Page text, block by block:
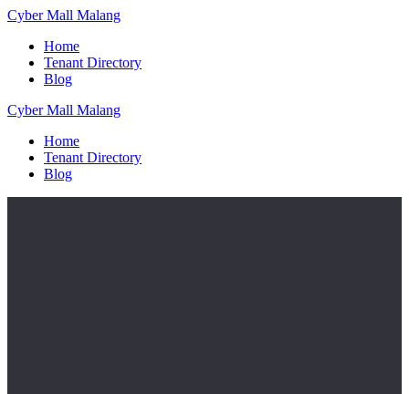
Skip
content
CyberMall Malang
Home
Tenant Directory
Blog
CyberMall Malang
Home
Tenant Directory
Blog